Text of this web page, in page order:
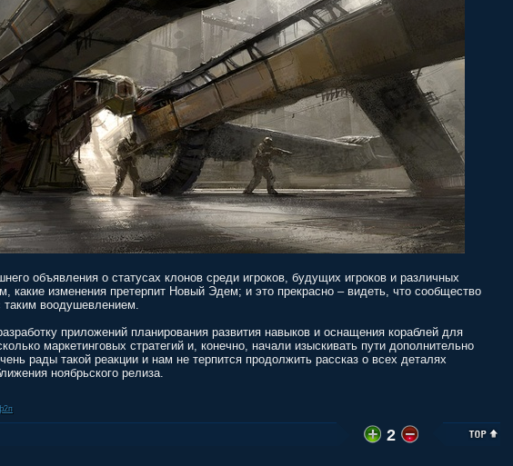
объявления о статусах клонов среди игроков, будущих игроков и различных
какие изменения претерпит Новый Эдем; и это прекрасно – видеть, что сообщество
таким воодушевлением.
приложений планирования развития навыков и оснащения кораблей для
маркетинговых стратегий и, конечно, начали изыскивать пути дополнительно
рады такой реакции и нам не терпится продолжить рассказ о всех деталях
ноябрьского релиза.
2